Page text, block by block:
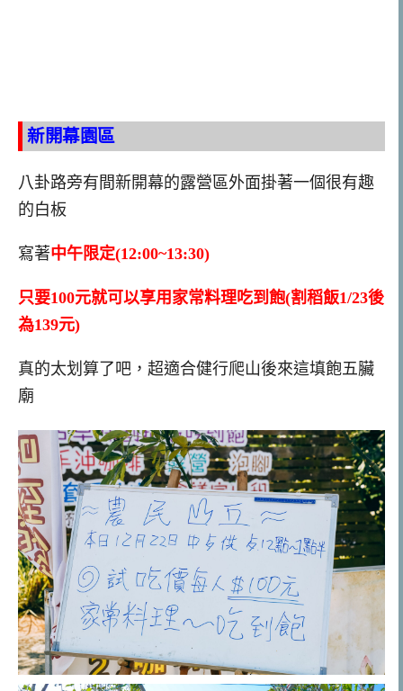
新開幕園區
八卦路旁有間新開幕的露營區外面掛著一個很有趣
的白板
寫著中午限定(12:00~13:30)
只要100元就可以享用家常料理吃到飽(割稻飯1/23後
為139元)
真的太划算了吧，超適合健行爬山後來這填飽五臟
廟